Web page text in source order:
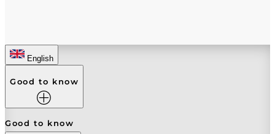
English
Good to know
Good to know